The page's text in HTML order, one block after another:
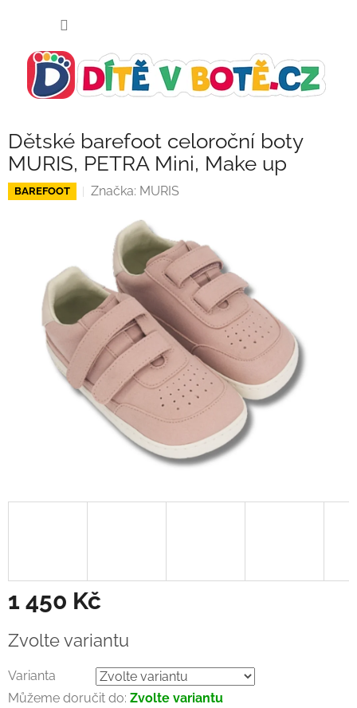
Dětské barefoot celoroční boty
MURIS, PETRA Mini, Make up
BAREFOOT Značka: MURIS
1 450 Kč
cena:
Zvolte variantu
Varianta
Můžeme doručit do: Zvolte variantu